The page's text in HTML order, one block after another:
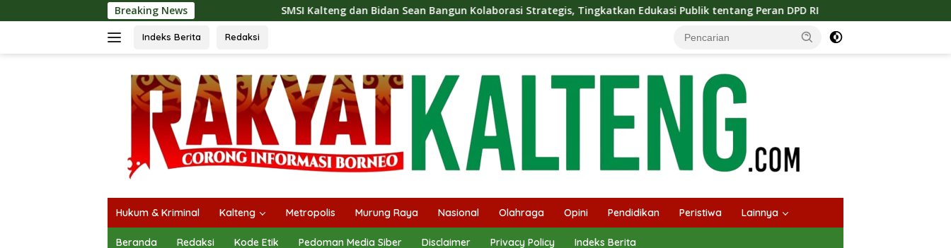
ke
Breaking NewsSMSI Kalteng dan Bidan Sean Bangun Kolaborasi Strategis, Tingkatkan Edukasi Publik tentang Peran DPD RI Masuknya Musim Kemarau PT
Indeks Berita Redaksi
Hukum & Kriminal Kalteng Metropolis Murung Raya Nasional Olahraga Opini Pendidikan Peristiwa Lainnya
Beranda Redaksi Kode Etik Pedoman Media Siber Disclaimer Privacy Policy Indeks Berita